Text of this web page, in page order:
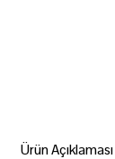
Ürün Açıklaması